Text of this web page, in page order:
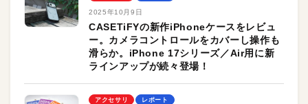
2025年10月9日
CASETiFYの新作iPhoneケースをレビュ
ー。カメラコントロールをカバーし操作も
滑らか。iPhone 17シリーズ／Air用に新
ラインアップが続々登場！
アクセサリ レポート